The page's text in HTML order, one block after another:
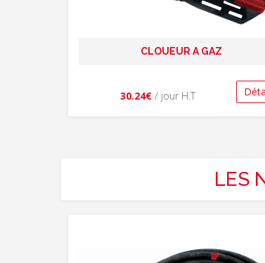
CLOUEUR A GAZ
30.24€/ jour H.T
LES